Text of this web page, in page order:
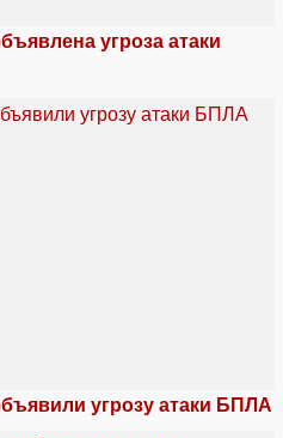
угроза атаки
угрозу атаки БПЛА